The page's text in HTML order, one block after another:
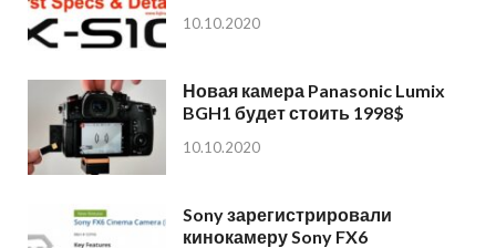
10.10.2020
Новая камера Panasonic Lumix
BGH1 будет стоить 1998$
10.10.2020
Sony зарегистрировали
кинокамеру Sony FX6